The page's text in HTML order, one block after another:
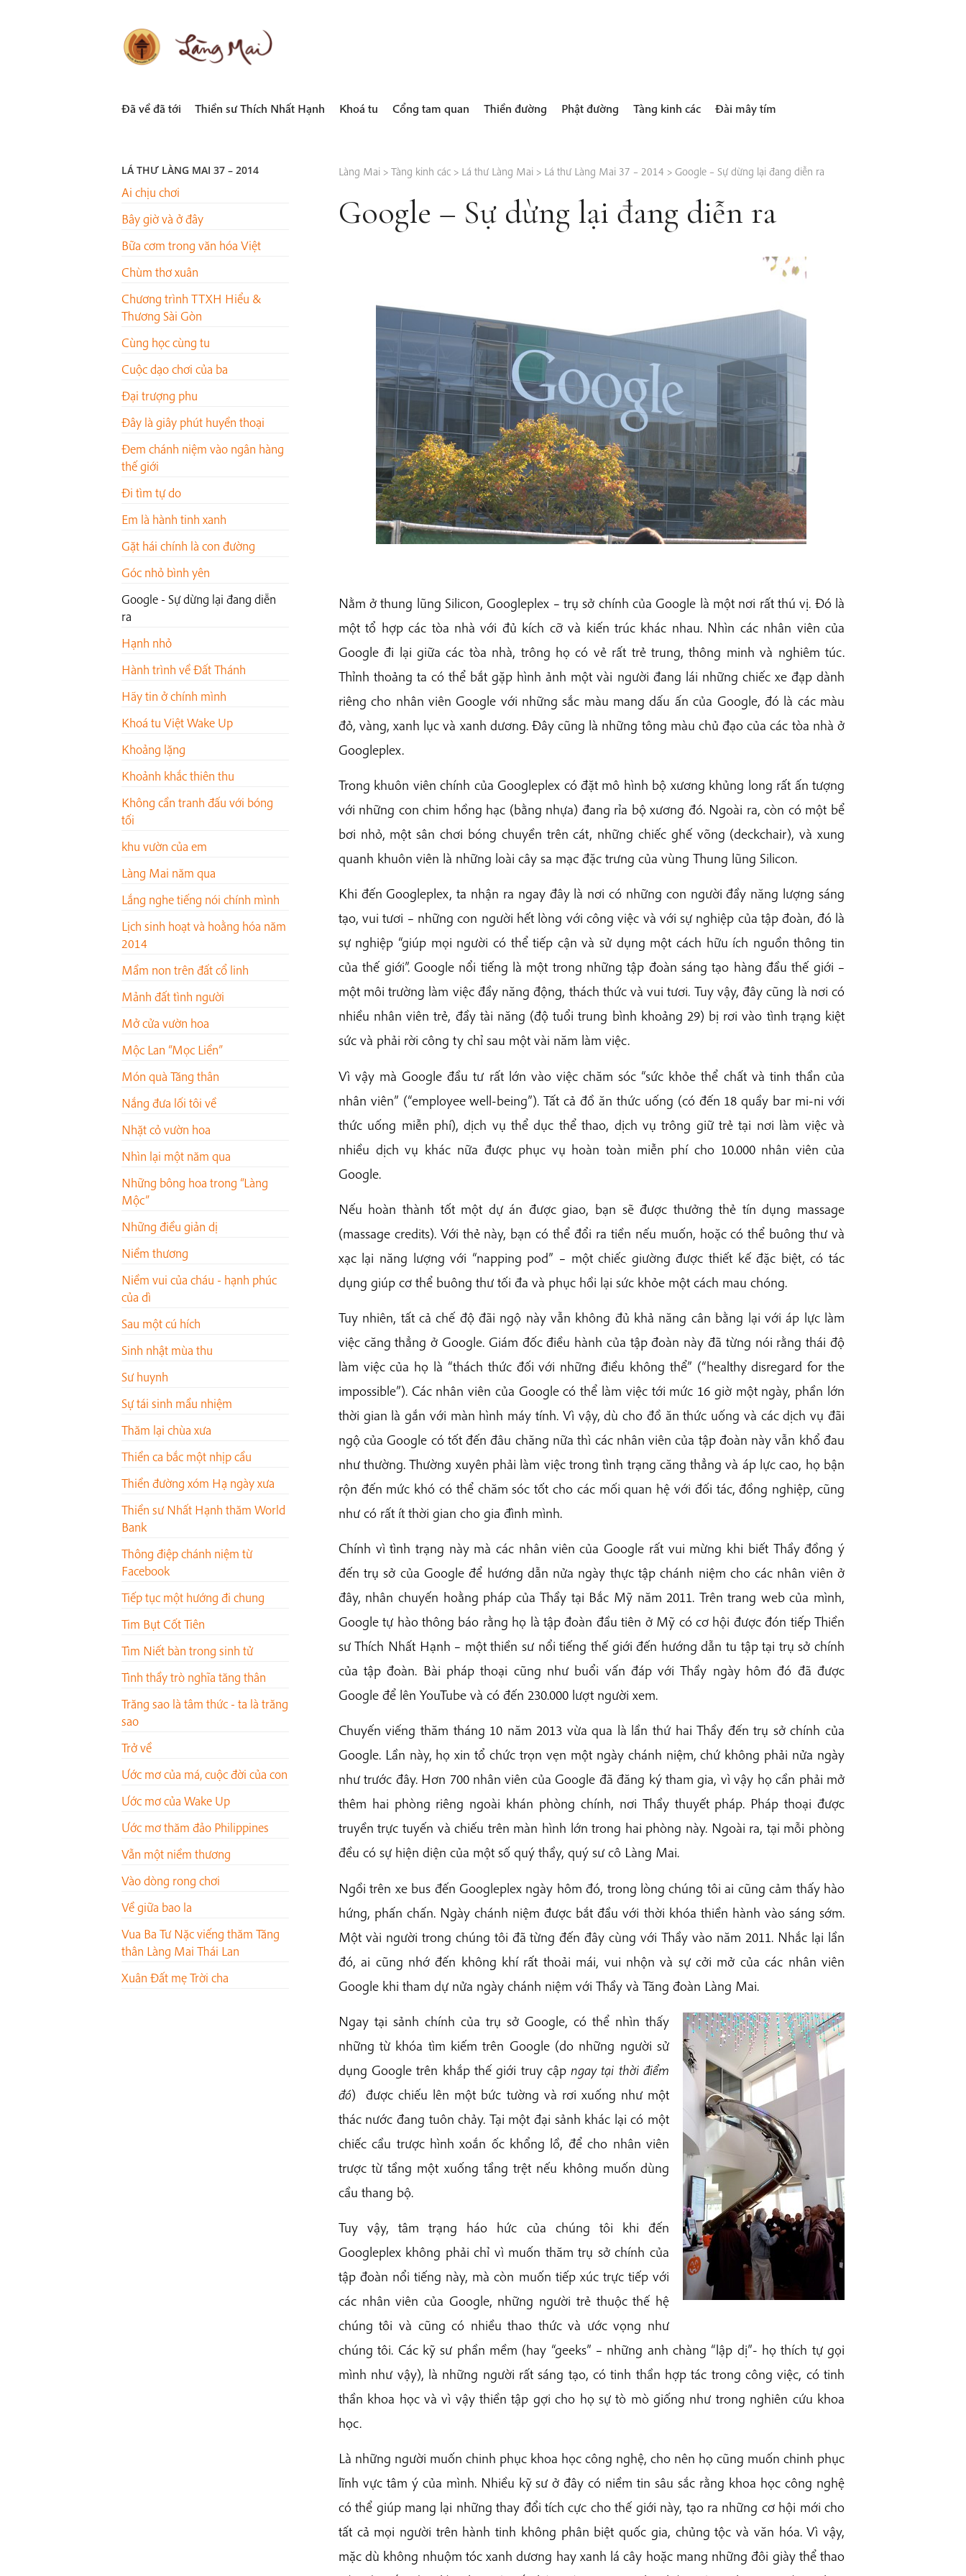
LÀNG MAI
Đã về đã tới Thiền sư Thích Nhất Hạnh Khoá tu Cổng tam quan Thiền đường Phật đường Tàng kinh các Đài mây tím
LÁ THƯ LÀNG MAI 37 – 2014
Ai chịu chơi
Bây giờ và ở đây
Bữa cơm trong văn hóa Việt
Chùm thơ xuân
Chương trình TTXH Hiểu &
Thương Sài Gòn
Cùng học cùng tu
Cuộc dạo chơi của ba
Đại trượng phu
Đây là giây phút huyền thoại
Đem chánh niệm vào ngân hàng
thế giới
Đi tìm tự do
Em là hành tinh xanh
Gặt hái chính là con đường
Góc nhỏ bình yên
Google - Sự dừng lại đang diễn
ra
Hạnh nhỏ
Hành trình về Đất Thánh
Hãy tin ở chính mình
Khoá tu Việt Wake Up
Khoảng lặng
Khoảnh khắc thiên thu
Không cần tranh đấu với bóng
tối
khu vườn của em
Làng Mai năm qua
Lắng nghe tiếng nói chính mình
Lịch sinh hoạt và hoằng hóa năm
2014
Mầm non trên đất cổ linh
Mảnh đất tình người
Mở cửa vườn hoa
Mộc Lan “Mọc Liền”
Món quà Tăng thân
Nắng đưa lối tôi về
Nhặt cỏ vườn hoa
Nhìn lại một năm qua
Những bông hoa trong “Làng
Mộc”
Những điều giản dị
Niềm thương
Niềm vui của cháu - hạnh phúc
của dì
Sau một cú hích
Sinh nhật mùa thu
Sư huynh
Sự tái sinh mầu nhiệm
Thăm lại chùa xưa
Thiền ca bắc một nhịp cầu
Thiền đường xóm Hạ ngày xưa
Thiền sư Nhất Hạnh thăm World
Bank
Thông điệp chánh niệm từ
Facebook
Tiếp tục một hướng đi chung
Tim Bụt Cốt Tiên
Tìm Niết bàn trong sinh tử
Tình thầy trò nghĩa tăng thân
Trăng sao là tâm thức - ta là trăng
sao
Trở về
Ước mơ của má, cuộc đời của con
Ước mơ của Wake Up
Ước mơ thăm đảo Philippines
Vẫn một niềm thương
Vào dòng rong chơi
Về giữa bao la
Vua Ba Tư Nặc viếng thăm Tăng
thân Làng Mai Thái Lan
Xuân Đất mẹ Trời cha
Làng Mai> Tàng kinh các> Lá thư Làng Mai> Lá thư Làng Mai 37 – 2014 > Google – Sự dừng lại đang diễn ra
Google – Sự dừng lại đang diễn ra
Nằm ở thung lũng Silicon, Googleplex – trụ sở chính của Google là một nơi rất thú vị. Đó là
một tổ hợp các tòa nhà với đủ kích cỡ và kiến trúc khác nhau. Nhìn các nhân viên của
Google đi lại giữa các tòa nhà, trông họ có vẻ rất trẻ trung, thông minh và nghiêm túc.
Thỉnh thoảng ta có thể bắt gặp hình ảnh một vài người đang lái những chiếc xe đạp dành
riêng cho nhân viên Google với những sắc màu mang dấu ấn của Google, đó là các màu
đỏ, vàng, xanh lục và xanh dương. Đây cũng là những tông màu chủ đạo của các tòa nhà ở
Googleplex.
Trong khuôn viên chính của Googleplex có đặt mô hình bộ xương khủng long rất ấn tượng
với những con chim hồng hạc (bằng nhựa) đang rỉa bộ xương đó. Ngoài ra, còn có một bể
bơi nhỏ, một sân chơi bóng chuyền trên cát, những chiếc ghế võng (deckchair), và xung
quanh khuôn viên là những loài cây sa mạc đặc trưng của vùng Thung lũng Silicon.
Khi đến Googleplex, ta nhận ra ngay đây là nơi có những con người đầy năng lượng sáng
tạo, vui tươi – những con người hết lòng với công việc và với sự nghiệp của tập đoàn, đó là
sự nghiệp “giúp mọi người có thể tiếp cận và sử dụng một cách hữu ích nguồn thông tin
của thế giới”. Google nổi tiếng là một trong những tập đoàn sáng tạo hàng đầu thế giới –
một môi trường làm việc đầy năng động, thách thức và vui tươi. Tuy vậy, đây cũng là nơi có
nhiều nhân viên trẻ, đầy tài năng (độ tuổi trung bình khoảng 29) bị rơi vào tình trạng kiệt
sức và phải rời công ty chỉ sau một vài năm làm việc.
Vì vậy mà Google đầu tư rất lớn vào việc chăm sóc “sức khỏe thể chất và tinh thần của
nhân viên” (“employee well-being”). Tất cả đồ ăn thức uống (có đến 18 quầy bar mi-ni với
thức uống miễn phí), dịch vụ thể dục thể thao, dịch vụ trông giữ trẻ tại nơi làm việc và
nhiều dịch vụ khác nữa được phục vụ hoàn toàn miễn phí cho 10.000 nhân viên của
Google.
Nếu hoàn thành tốt một dự án được giao, bạn sẽ được thưởng thẻ tín dụng massage
(massage credits). Với thẻ này, bạn có thể đổi ra tiền nếu muốn, hoặc có thể buông thư và
xạc lại năng lượng với “napping pod” – một chiếc giường được thiết kế đặc biệt, có tác
dụng giúp cơ thể buông thư tối đa và phục hồi lại sức khỏe một cách mau chóng.
Tuy nhiên, tất cả chế độ đãi ngộ này vẫn không đủ khả năng cân bằng lại với áp lực làm
việc căng thẳng ở Google. Giám đốc điều hành của tập đoàn này đã từng nói rằng thái độ
làm việc của họ là “thách thức đối với những điều không thể” (“healthy disregard for the
impossible”). Các nhân viên của Google có thể làm việc tới mức 16 giờ một ngày, phần lớn
thời gian là gắn với màn hình máy tính. Vì vậy, dù cho đồ ăn thức uống và các dịch vụ đãi
ngộ của Google có tốt đến đâu chăng nữa thì các nhân viên của tập đoàn này vẫn khổ đau
như thường. Thường xuyên phải làm việc trong tình trạng căng thẳng và áp lực cao, họ bận
rộn đến mức khó có thể chăm sóc tốt cho các mối quan hệ với đối tác, đồng nghiệp, cũng
như có rất ít thời gian cho gia đình mình.
Chính vì tình trạng này mà các nhân viên của Google rất vui mừng khi biết Thầy đồng ý
đến trụ sở của Google để hướng dẫn nửa ngày thực tập chánh niệm cho các nhân viên ở
đây, nhân chuyến hoằng pháp của Thầy tại Bắc Mỹ năm 2011. Trên trang web của mình,
Google tự hào thông báo rằng họ là tập đoàn đầu tiên ở Mỹ có cơ hội được đón tiếp Thiền
sư Thích Nhất Hạnh – một thiền sư nổi tiếng thế giới đến hướng dẫn tu tập tại trụ sở chính
của tập đoàn. Bài pháp thoại cũng như buổi vấn đáp với Thầy ngày hôm đó đã được
Google để lên YouTube và có đến 230.000 lượt người xem.
Chuyến viếng thăm tháng 10 năm 2013 vừa qua là lần thứ hai Thầy đến trụ sở chính của
Google. Lần này, họ xin tổ chức trọn vẹn một ngày chánh niệm, chứ không phải nửa ngày
như trước đây. Hơn 700 nhân viên của Google đã đăng ký tham gia, vì vậy họ cần phải mở
thêm hai phòng riêng ngoài khán phòng chính, nơi Thầy thuyết pháp. Pháp thoại được
truyền trực tuyến và chiếu trên màn hình lớn trong hai phòng này. Ngoài ra, tại mỗi phòng
đều có sự hiện diện của một số quý thầy, quý sư cô Làng Mai.
Ngồi trên xe bus đến Googleplex ngày hôm đó, trong lòng chúng tôi ai cũng cảm thấy hào
hứng, phấn chấn. Ngày chánh niệm được bắt đầu với thời khóa thiền hành vào sáng sớm.
Một vài người trong chúng tôi đã từng đến đây cùng với Thầy vào năm 2011. Nhắc lại lần
đó, ai cũng nhớ đến không khí rất thoải mái, vui nhộn và sự cởi mở của các nhân viên
Google khi tham dự nửa ngày chánh niệm với Thầy và Tăng đoàn Làng Mai.
Ngay tại sảnh chính của trụ sở Google, có thể nhìn thấy
những từ khóa tìm kiếm trên Google (do những người sử
dụng Google trên khắp thế giới truy cập ngay tại thời điểm
đó) được chiếu lên một bức tường và rơi xuống như một
thác nước đang tuôn chảy. Tại một đại sảnh khác lại có một
chiếc cầu trược hình xoắn ốc khổng lồ, để cho nhân viên
trược từ tầng một xuống tầng trệt nếu không muốn dùng
cầu thang bộ.
Tuy vậy, tâm trạng háo hức của chúng tôi khi đến
Googleplex không phải chỉ vì muốn thăm trụ sở chính của
tập đoàn nổi tiếng này, mà còn muốn tiếp xúc trực tiếp với
các nhân viên của Google, những người trẻ thuộc thế hệ
chúng tôi và cũng có nhiều thao thức và ước vọng như
chúng tôi. Các kỹ sư phần mềm (hay “geeks” – những anh chàng “lập dị”- họ thích tự gọi
mình như vậy), là những người rất sáng tạo, có tinh thần hợp tác trong công việc, có tinh
thần khoa học và vì vậy thiền tập gợi cho họ sự tò mò giống như trong nghiên cứu khoa
học.
Là những người muốn chinh phục khoa học công nghệ, cho nên họ cũng muốn chinh phục
lĩnh vực tâm ý của mình. Nhiều kỹ sư ở đây có niềm tin sâu sắc rằng khoa học công nghệ
có thể giúp mang lại những thay đổi tích cực cho thế giới này, tạo ra những cơ hội mới cho
tất cả mọi người trên hành tinh không phân biệt quốc gia, chủng tộc và văn hóa. Vì vậy,
mặc dù không nhuộm tóc xanh dương hay xanh lá cây hoặc mang những đôi giày thể thao